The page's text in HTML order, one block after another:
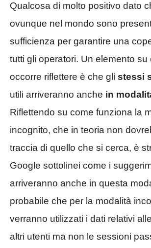
Qualcosa di molto positivo dato
ovunque nel mondo sono
sufficienza per garantire una
tutti gli operatori. Un elemento su
occorre riflettere è che gli stessi
utili arriveranno anche in
Riflettendo su come funziona la
incognito, che in teoria non
traccia di quello che si cerca, è
Google sottolinei come i
arriveranno anche in questa
probabile che per la modalità
verranno utilizzati i dati relativi
altri utenti ma non le sessioni